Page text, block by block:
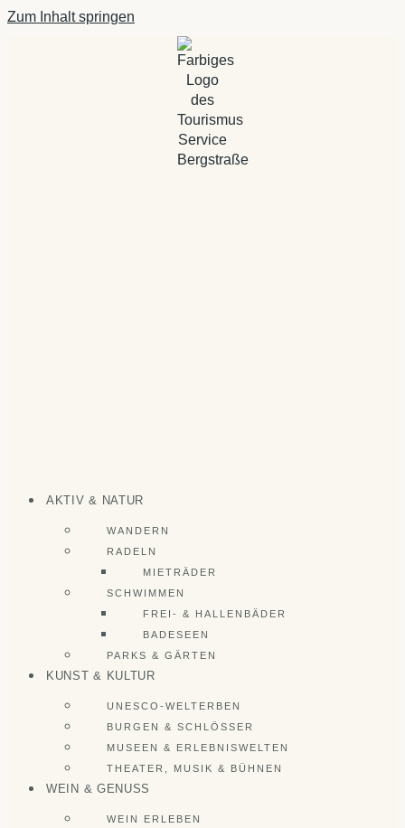
Zum Inhalt springen
AKTIV & NATUR
WANDERN
RADELN
MIETRÄDER
SCHWIMMEN
FREI- & HALLENBÄDER
BADESEEN
PARKS & GÄRTEN
KUNST & KULTUR
UNESCO-WELTERBEN
BURGEN & SCHLÖSSER
MUSEEN & ERLEBNISWELTEN
THEATER, MUSIK & BÜHNEN
WEIN & GENUSS
WEIN ERLEBEN